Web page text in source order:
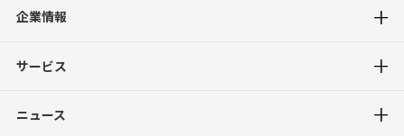
企業情報
サービス
ニュース